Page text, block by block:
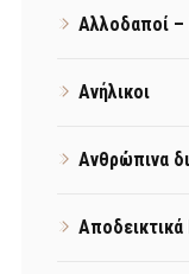
Αλλοδαποί –
Ανήλικοι
Ανθρώπινα